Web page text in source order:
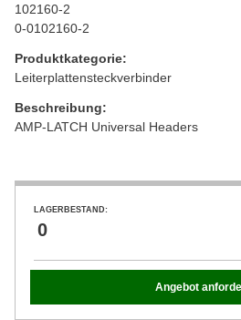
102160-2
0-0102160-2
Produktkategorie:
Leiterplattensteckverbinder
Beschreibung:
AMP-LATCH Universal Headers
LAGERBESTAND:
0
Angebot